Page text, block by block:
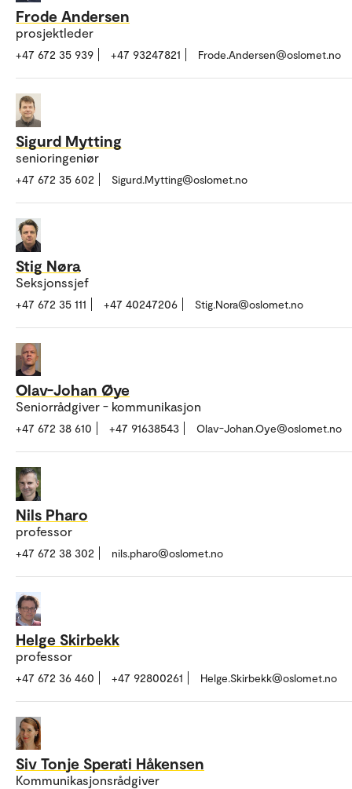
Frode Andersen
prosjektleder
+47 672 35 939 +47 93247821 Frode.Andersen@oslomet.no
Sigurd Mytting
senioringeniør
+47 672 35 602 Sigurd.Mytting@oslomet.no
Stig Nøra
Seksjonssjef
+47 672 35 111 +47 40247206 Stig.Nora@oslomet.no
Olav-Johan Øye
Seniorrådgiver - kommunikasjon
+47 672 38 610 +47 91638543 Olav-Johan.Oye@oslomet.no
Nils Pharo
professor
+47 672 38 302 nils.pharo@oslomet.no
Helge Skirbekk
professor
+47 672 36 460 +47 92800261 Helge.Skirbekk@oslomet.no
Siv Tonje Sperati Håkensen
Kommunikasjonsrådgiver